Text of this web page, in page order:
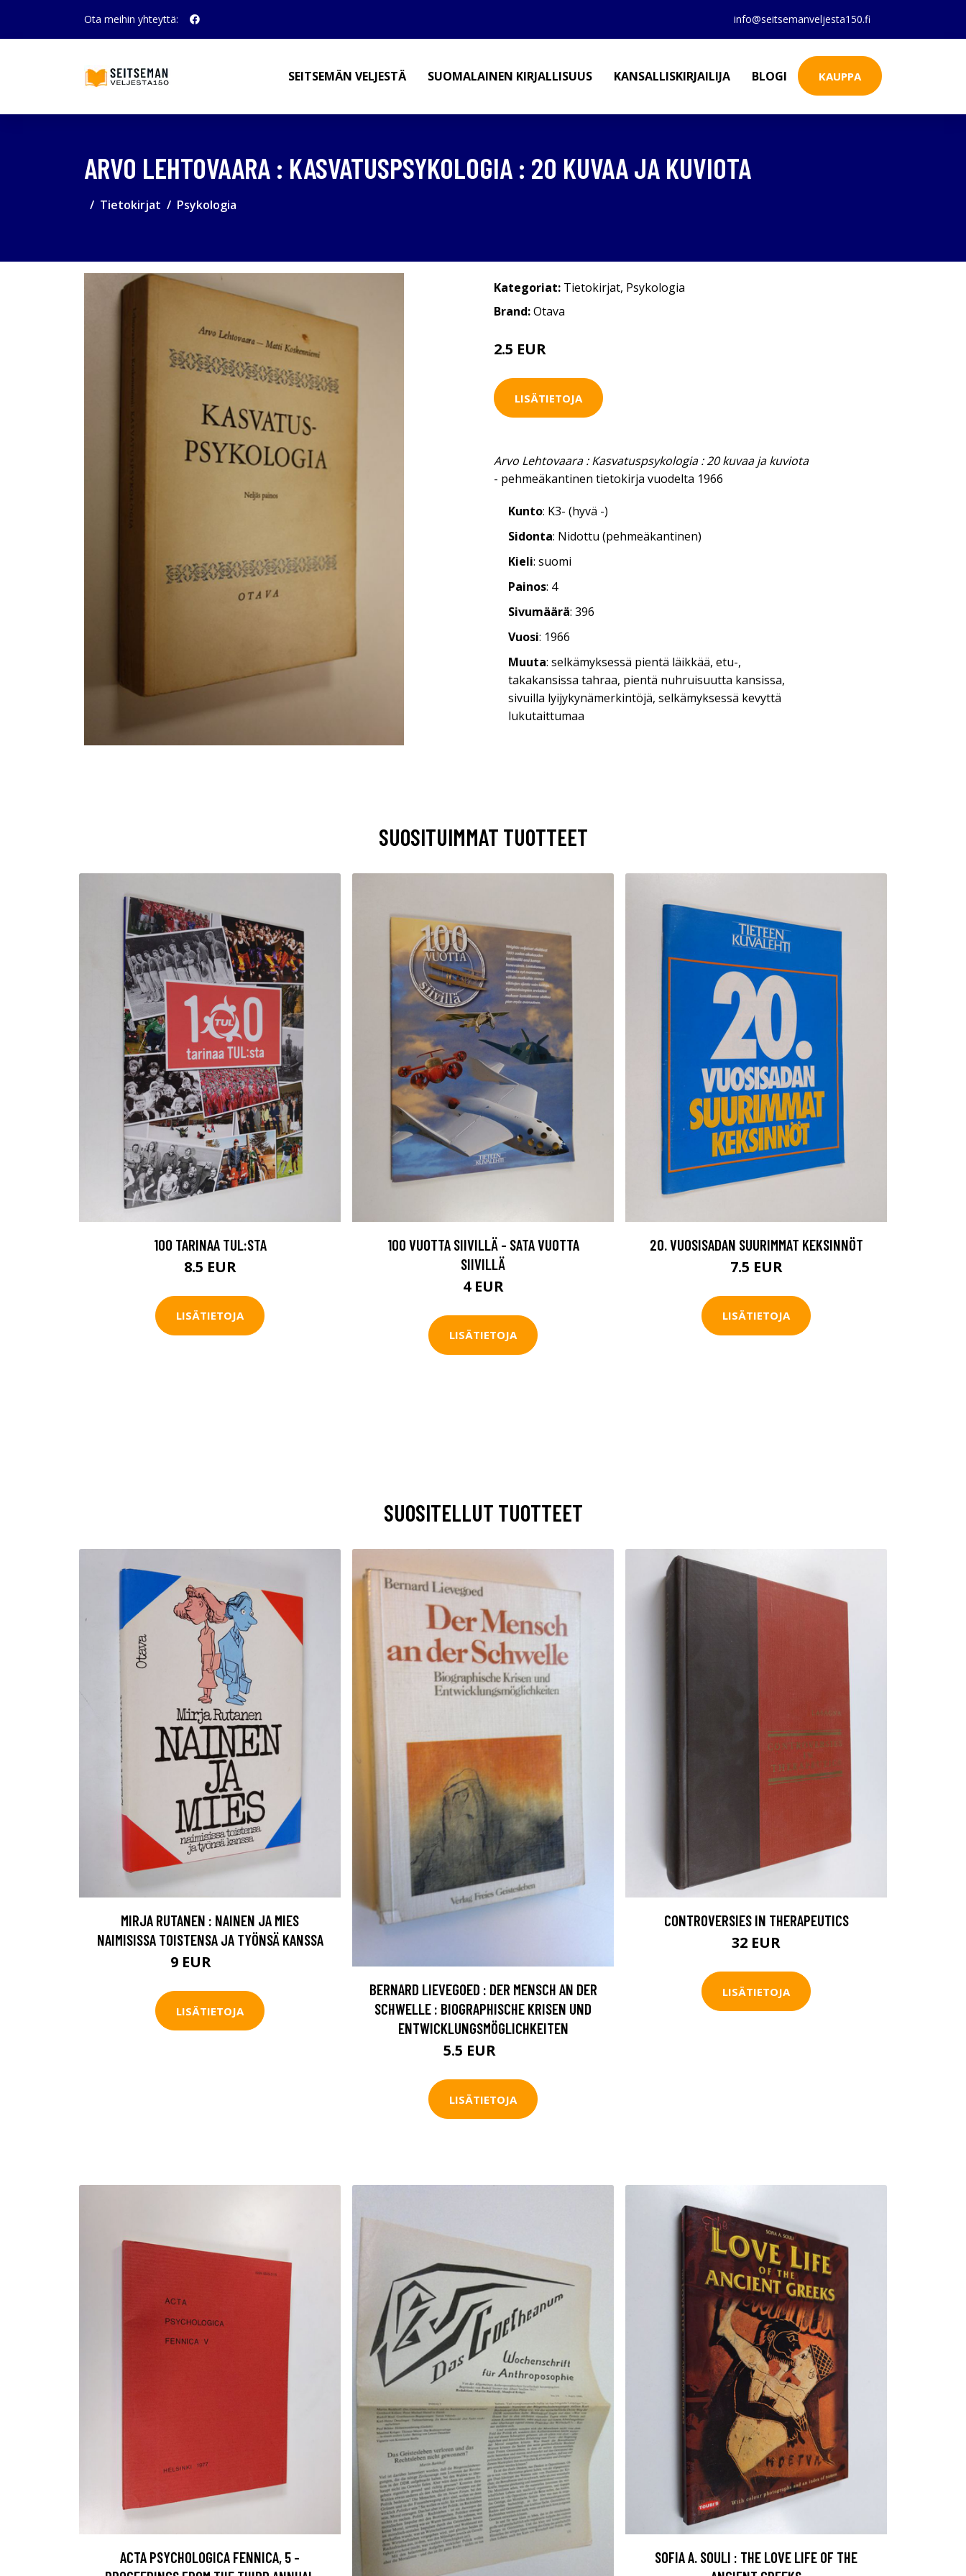
Ota meihin yhteyttä: info@seitsemanveljesta150.fi
SEITSEMÄN VELJESTÄ SUOMALAINEN KIRJALLISUUS KANSALLISKIRJAILIJA BLOGI KAUPPA
ARVO LEHTOVAARA : KASVATUSPSYKOLOGIA : 20 KUVAA JA KUVIOTA
Tietokirjat Psykologia
Kategoriat: Tietokirjat, Psykologia
Brand:Otava
2.5 EUR
LISÄTIETOJA
Arvo Lehtovaara : Kasvatuspsykologia : 20 kuvaa ja kuviota
- pehmeäkantinen tietokirja vuodelta 1966
Kunto: K3- (hyvä -)
Sidonta: Nidottu (pehmeäkantinen)
Kieli: suomi
Painos: 4
Sivumäärä: 396
Vuosi: 1966
Muuta: selkämyksessä pientä läikkää, etu-,
takakansissa tahraa, pientä nuhruisuutta kansissa,
sivuilla lyijykynämerkintöjä, selkämyksessä kevyttä
lukutaittumaa
SUOSITUIMMAT TUOTTEET
100 TARINAA TUL:STA
8.5 EUR
LISÄTIETOJA
100 VUOTTA SIIVILLÄ - SATA VUOTTA
SIIVILLÄ
4 EUR
LISÄTIETOJA
20. VUOSISADAN SUURIMMAT KEKSINNÖT
7.5 EUR
LISÄTIETOJA
SUOSITELLUT TUOTTEET
MIRJA RUTANEN : NAINEN JA MIES
NAIMISISSA TOISTENSA JA TYÖNSÄ KANSSA
9 EUR
LISÄTIETOJA
BERNARD LIEVEGOED : DER MENSCH AN DER
SCHWELLE : BIOGRAPHISCHE KRISEN UND
ENTWICKLUNGSMÖGLICHKEITEN
5.5 EUR
LISÄTIETOJA
CONTROVERSIES IN THERAPEUTICS
32 EUR
LISÄTIETOJA
ACTA PSYCHOLOGICA FENNICA, 5 -
SOFIA A. SOULI : THE LOVE LIFE OF THE